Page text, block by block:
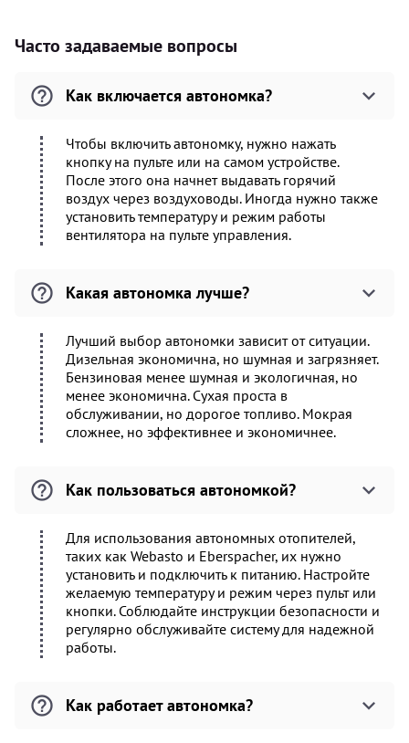
Часто задаваемые вопросы
Как включается автономка?
Чтобы включить автономку, нужно нажать
кнопку на пульте или на самом устройстве.
После этого она начнет выдавать горячий
воздух через воздуховоды. Иногда нужно также
установить температуру и режим работы
вентилятора на пульте управления.
Какая автономка лучше?
Лучший выбор автономки зависит от ситуации.
Дизельная экономична, но шумная и загрязняет.
Бензиновая менее шумная и экологичная, но
менее экономична. Сухая проста в
обслуживании, но дорогое топливо. Мокрая
сложнее, но эффективнее и экономичнее.
Как пользоваться автономкой?
Для использования автономных отопителей,
таких как Webasto и Eberspacher, их нужно
установить и подключить к питанию. Настройте
желаемую температуру и режим через пульт или
кнопки. Соблюдайте инструкции безопасности и
регулярно обслуживайте систему для надежной
работы.
Как работает автономка?